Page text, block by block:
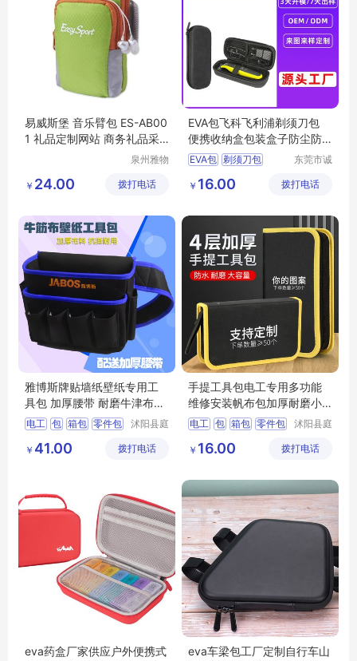
易威斯堡 音乐臂包 ES-AB00
1 礼品定制网站 商务礼品采
泉州雅物
公司
￥ 24.00 拨打电话
EVA包飞科飞利浦剃须刀包
便携收纳盒包装盒子防尘防
水收纳保护盒
EVA包 剃须刀包
东莞市诚
限公司
￥ 16.00 拨打电话
雅博斯牌贴墙纸壁纸专用工
具包 加厚腰带 耐磨牛津布多
功能腰包
电工 包 箱包 零件包
沭阳县庭
商务有限
￥ 41.00 拨打电话
手提工具包电工专用多功能
维修安装帆布包加厚耐磨小
型收纳包硬板
电工 包 箱包 零件包
沭阳县庭
商务有限
￥ 16.00 拨打电话
eva药盒厂家供应户外便携式
eva车梁包工厂定制自行车山